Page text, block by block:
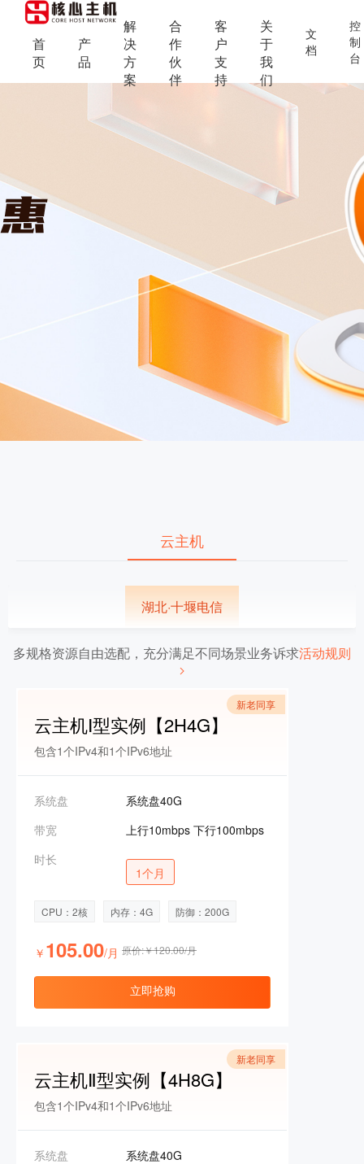
首
页
产
品
解
决
方
案
合
作
伙
伴
客
户
支
持
关
于
我
们
文
档
控
制
台
云主机
湖北·十堰电信
多规格资源自由选配，充分满足不同场景业务诉求活动规则
新老同享
云主机Ⅰ型实例【2H4G】
包含1个IPv4和1个IPv6地址
系统盘
系统盘40G
带宽
上行10mbps 下行100mbps
时长
1个月
CPU：2核 内存：4G 防御：200G
￥ 105.00/月 原价:￥120.00/月
立即抢购
新老同享
云主机Ⅱ型实例【4H8G】
包含1个IPv4和1个IPv6地址
系统盘
系统盘40G